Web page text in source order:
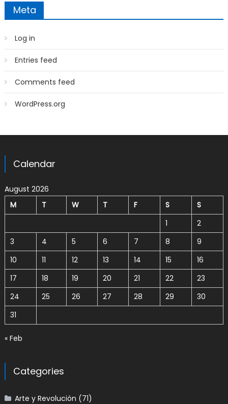
Meta
Log in
Entries feed
Comments feed
WordPress.org
Calendar
August 2026
M
T W T F S
S
1
2
3
4 5 6 7 8
9
10
11 12 13 14 15
16
17
18 19 20 21 22
23
24
25 26 27 28 29
30
31
« Feb
Categories
Arte y Revolución (71)